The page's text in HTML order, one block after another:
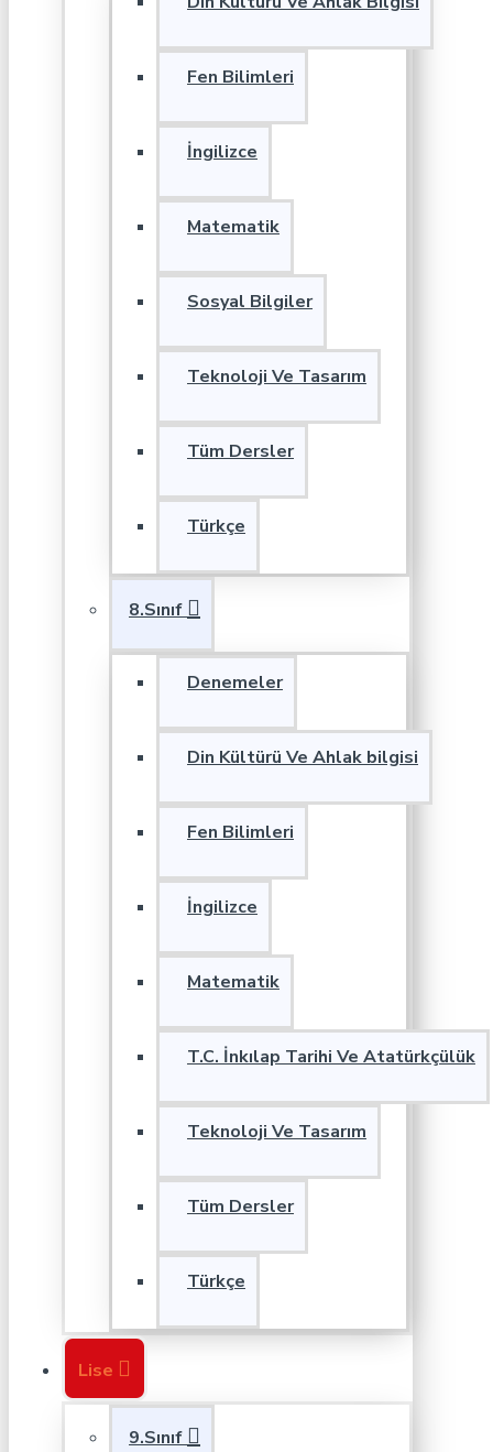
Fen Bilimleri
İngilizce
Matematik
Sosyal Bilgiler
Teknoloji Ve Tasarım
Tüm Dersler
Türkçe
8.Sınıf
Denemeler
Din Kültürü Ve Ahlak bilgisi
Fen Bilimleri
İngilizce
Matematik
T.C. İnkılap Tarihi Ve Atatürkçülük
Teknoloji Ve Tasarım
Tüm Dersler
Türkçe
Lise
9.Sınıf